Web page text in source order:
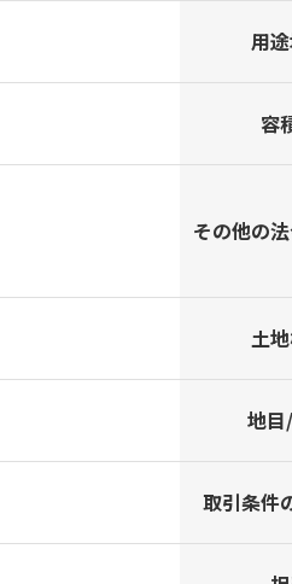
用
容
その他の
土
地
取引条件